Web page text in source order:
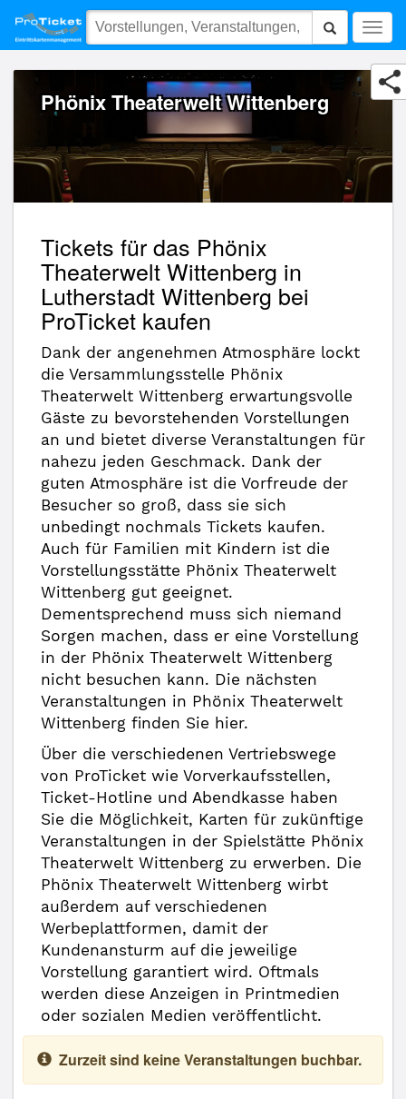
Phönix Theaterwelt Wittenberg
Phönix Theaterwelt Wittenberg
Tickets für das Phönix
Theaterwelt Wittenberg in
Lutherstadt Wittenberg bei
ProTicket kaufen
Dank der angenehmen Atmosphäre lockt
die Versammlungsstelle Phönix
Theaterwelt Wittenberg erwartungsvolle
Gäste zu bevorstehenden Vorstellungen
an und bietet diverse Veranstaltungen für
nahezu jeden Geschmack. Dank der
guten Atmosphäre ist die Vorfreude der
Besucher so groß, dass sie sich
unbedingt nochmals Tickets kaufen.
Auch für Familien mit Kindern ist die
Vorstellungsstätte Phönix Theaterwelt
Wittenberg gut geeignet.
Dementsprechend muss sich niemand
Sorgen machen, dass er eine Vorstellung
in der Phönix Theaterwelt Wittenberg
nicht besuchen kann. Die nächsten
Veranstaltungen in Phönix Theaterwelt
Wittenberg finden Sie hier.
Über die verschiedenen Vertriebswege
von ProTicket wie Vorverkaufsstellen,
Ticket-Hotline und Abendkasse haben
Sie die Möglichkeit, Karten für zukünftige
Veranstaltungen in der Spielstätte Phönix
Theaterwelt Wittenberg zu erwerben. Die
Phönix Theaterwelt Wittenberg wirbt
außerdem auf verschiedenen
Werbeplattformen, damit der
Kundenansturm auf die jeweilige
Vorstellung garantiert wird. Oftmals
werden diese Anzeigen in Printmedien
oder sozialen Medien veröffentlicht.
Zurzeit sind keine Veranstaltungen buchbar.